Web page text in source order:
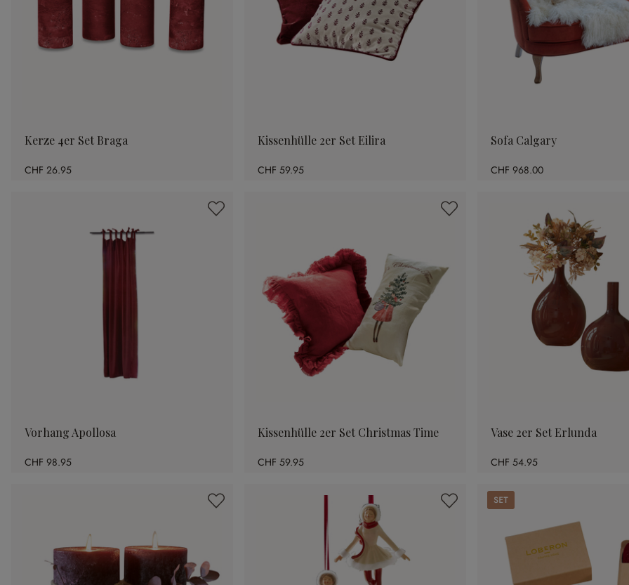
Kerze 4er Set Braga
CHF 26.95
Kissenhülle 2er Set Eilira
CHF 59.95
Sofa Calgary
CHF 968.00
Vorhang Apollosa
CHF 98.95
Kissenhülle 2er Set Christmas Time
CHF 59.95
Vase 2er Set Erlunda
CHF 54.95
Set